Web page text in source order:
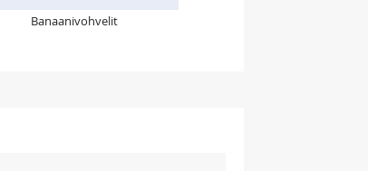
Banaanivohvelit